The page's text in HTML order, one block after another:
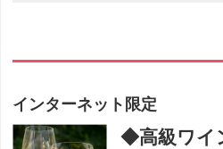
インターネット限定
◆高級ワイ